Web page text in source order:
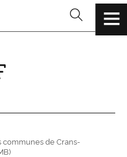
communes de Crans-